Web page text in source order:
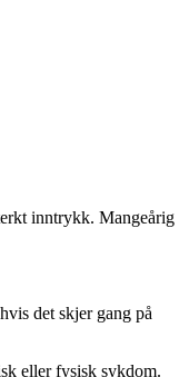
inntrykk. Mangeårig
det skjer gang på
eller fysisk sykdom.